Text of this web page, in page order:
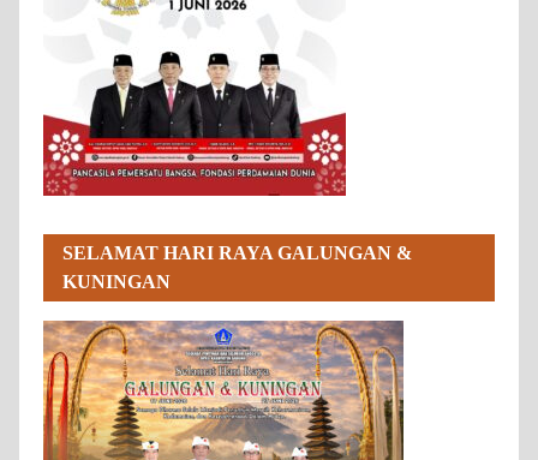
SELAMAT HARI RAYA GALUNGAN &
KUNINGAN